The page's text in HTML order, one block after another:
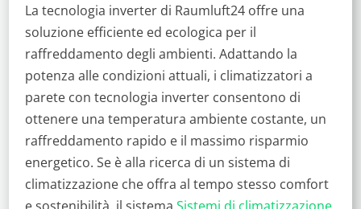
La tecnologia inverter di Raumluft24 offre una
soluzione efficiente ed ecologica per il
raffreddamento degli ambienti. Adattando la
potenza alle condizioni attuali, i climatizzatori a
parete con tecnologia inverter consentono di
ottenere una temperatura ambiente costante, un
raffreddamento rapido e il massimo risparmio
energetico. Se è alla ricerca di un sistema di
climatizzazione che offra al tempo stesso comfort